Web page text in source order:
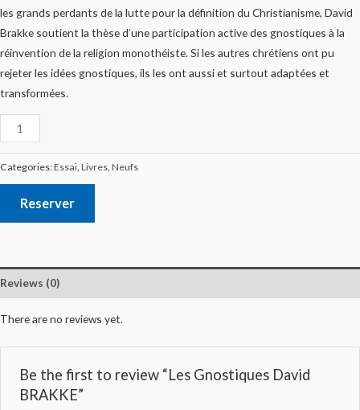
les grands perdants de la lutte pour la définition du Christianisme, David
Brakke soutient la thèse d’une participation active des gnostiques à la
réinvention de la religion monothéiste. Si les autres chrétiens ont pu
rejeter les idées gnostiques, ils les ont aussi et surtout adaptées et
transformées.
Categories:Essai, Livres, Neufs
Reserver
Reviews (0)
There are no reviews yet.
Be the first to review “Les Gnostiques David
BRAKKE”